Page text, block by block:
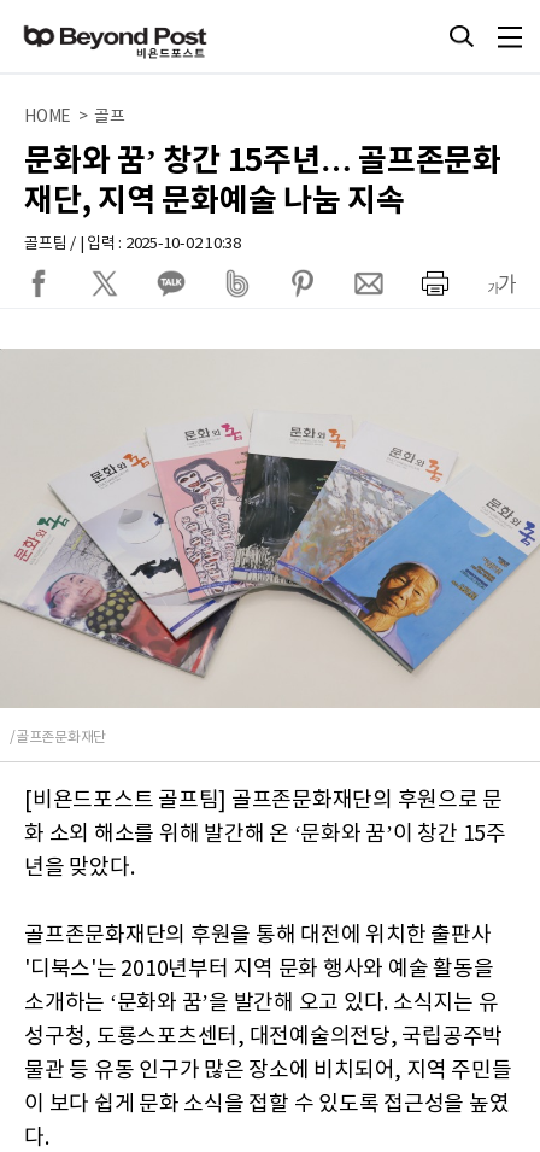
HOME > 골프
문화와 꿈’ 창간 15주년… 골프존문화
재단, 지역 문화예술 나눔 지속
골프팀 / | 입력 : 2025-10-02 10:38
/골프존문화재단
[비욘드포스트 골프팀] 골프존문화재단의 후원으로 문
화 소외 해소를 위해 발간해 온 ‘문화와 꿈’이 창간 15주
년을 맞았다.
골프존문화재단의 후원을 통해 대전에 위치한 출판사
'디북스'는 2010년부터 지역 문화 행사와 예술 활동을
소개하는 ‘문화와 꿈’을 발간해 오고 있다. 소식지는 유
성구청, 도룡스포츠센터, 대전예술의전당, 국립공주박
물관 등 유동 인구가 많은 장소에 비치되어, 지역 주민들
이 보다 쉽게 문화 소식을 접할 수 있도록 접근성을 높였
다.